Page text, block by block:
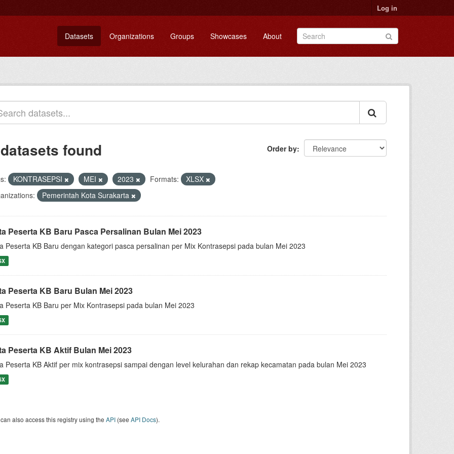
Log in
Datasets Organizations Groups Showcases About
Order by
found
KONTRASEPSI MEI 2023 Formats:
XLSX
Pemerintah Kota Surakarta
Peserta KB Baru Pasca Persalinan Bulan Mei 2023
Peserta KB Baru dengan kategori pasca persalinan per Mix Kontrasepsi pada bulan Mei 2023
Peserta KB Baru Bulan Mei 2023
Peserta KB Baru per Mix Kontrasepsi pada bulan Mei 2023
Peserta KB Aktif Bulan Mei 2023
Peserta KB Aktif per mix kontrasepsi sampai dengan level kelurahan dan rekap kecamatan pada bulan Mei 2023
also access this registry using the API (see API Docs).